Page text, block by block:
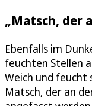
„Matsch, der
Ebenfalls im
feuchten Stellen
Weich und feucht
Matsch, der an